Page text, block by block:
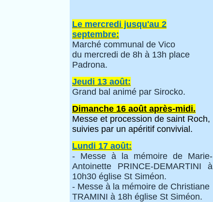
Le mercredi jusqu'au 2
septembre:
Marché communal de Vico
du mercredi de 8h à 13h place
Padrona.
Jeudi 13 août:
Grand bal animé par Sirocko.
Dimanche 16 août après-midi.
Messe et procession de saint Roch,
suivies par un apéritif convivial.
Lundi 17 août:
- Messe à la mémoire de Marie-
Antoinette PRINCE-DEMARTINI à
10h30 église St Siméon.
- Messe à la mémoire de Christiane
TRAMINI à 18h église St Siméon.